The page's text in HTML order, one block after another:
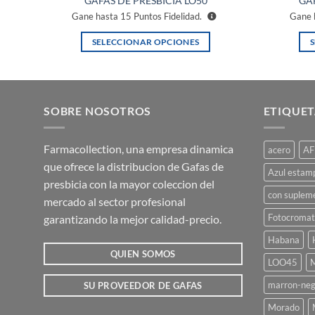
Gane hasta 15 Puntos Fidelidad.
SELECCIONAR OPCIONES
múltiples
opciones
se
pueden
elegir
en
página
producto
Gane
SOBRE NOSOTROS
Farmacollection, una empresa dinamica
que ofrece la distribucion de Gafas de
presbicia con la mayor coleccion del
mercado al sector profesional
garantizando la mejor calidad-precio.
QUIEN SOMOS
SU PROVEEDOR DE GAFAS
acero
Azul
con
Habana
LOO45
marron-
Morado